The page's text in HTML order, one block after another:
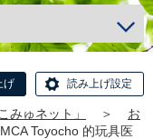
げ 読み上げ設定
みゅネット」 ＞
お
Toyocho 的玩具医